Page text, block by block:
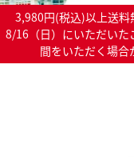
3,980円(税込)以上送
8/16（日）にいただいた
間をいただく場合